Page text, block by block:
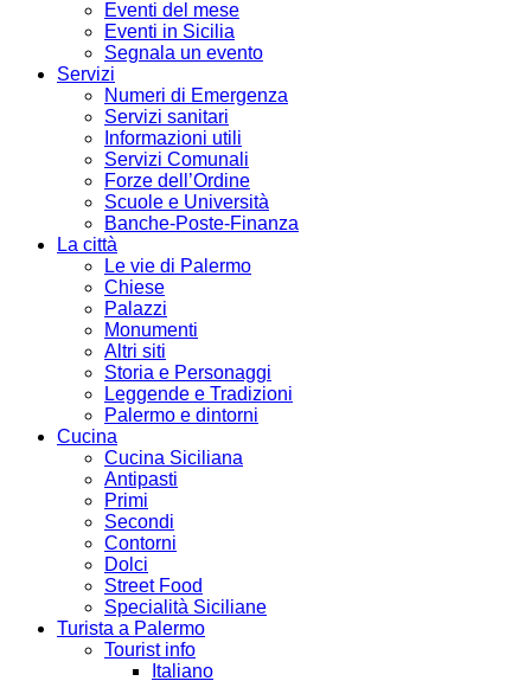
Eventi del mese
Eventi in Sicilia
Segnala un evento
Servizi
Numeri di Emergenza
Servizi sanitari
Informazioni utili
Servizi Comunali
Forze dell’Ordine
Scuole e Università
Banche-Poste-Finanza
La città
Le vie di Palermo
Chiese
Palazzi
Monumenti
Altri siti
Storia e Personaggi
Leggende e Tradizioni
Palermo e dintorni
Cucina
Cucina Siciliana
Antipasti
Primi
Secondi
Contorni
Dolci
Street Food
Specialità Siciliane
Turista a Palermo
Tourist info
Italiano